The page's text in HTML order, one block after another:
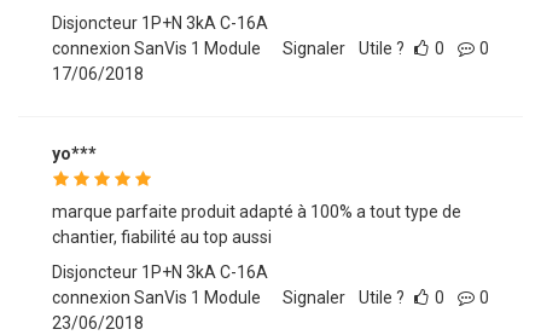
Disjoncteur 1P+N 3kA C-16A
connexion SanVis 1 Module
17/06/2018
Signaler Utile ? 0 0
yo***
marque parfaite produit adapté à 100% a tout type de
chantier, fiabilité au top aussi
Disjoncteur 1P+N 3kA C-16A
connexion SanVis 1 Module
23/06/2018
Signaler Utile ? 0 0